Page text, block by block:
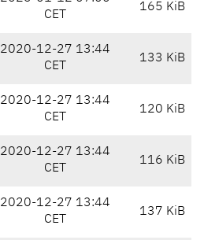
CET
165 KiB
2020-12-27 13:44
CET
133 KiB
2020-12-27 13:44
CET
120 KiB
2020-12-27 13:44
CET
116 KiB
2020-12-27 13:44
CET
137 KiB